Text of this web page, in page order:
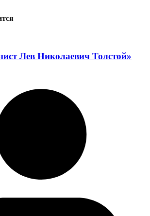
Лев Николаевич Толстой»